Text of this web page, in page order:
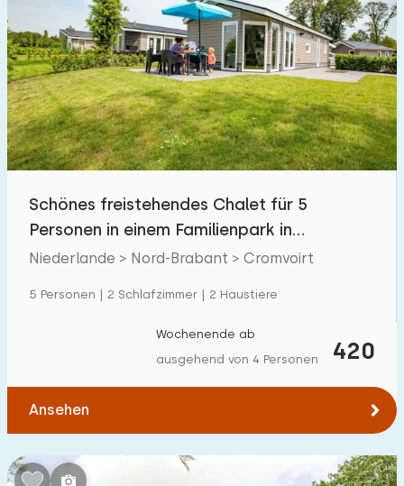
Schönes freistehendes Chalet für 5
Personen in einem Familienpark in
Nordbrabant
Niederlande > Nord-Brabant > Cromvoirt
5 Personen | 2 Schlafzimmer | 2 Haustiere
420
Wochenende ab
ausgehend von 4 Personen
Ansehen